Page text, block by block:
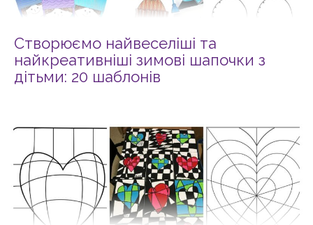
Створюємо найвеселіші та
найкреативніші зимові шапочки з
дітьми: 20 шаблонів